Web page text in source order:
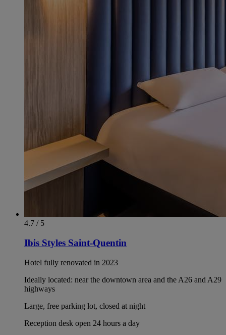
4.7 / 5
Ibis Styles Saint-Quentin
Hotel fully renovated in 2023
Ideally located: near the downtown area and the A26 and A29
highways
Large, free parking lot, closed at night
Reception desk open 24 hours a day